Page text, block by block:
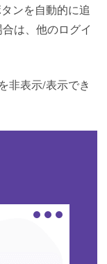
ンを自動的に追
は、他のログイ
非表示/表示でき